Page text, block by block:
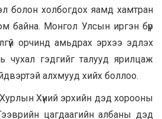
болон холбогдох яамд хамтран
байна. Монгол Улсын иргэн бүр
орчинд амьдрах эрхээ эдлэх
чухал гэдгийг талууд ярилцаж
алхмууд хийх боллоо.
Хүний эрхийн дэд хорооны
цагдаагийн албаны дэд